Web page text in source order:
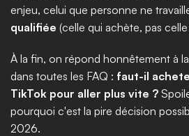
enjeu, celui que personne ne
qualifiée (celle qui achète, pas
À la fin, on répond honnêtement à
dans toutes les FAQ : faut-il
TikTok pour aller plus vite ?
pourquoi c'est la pire décision
2026.